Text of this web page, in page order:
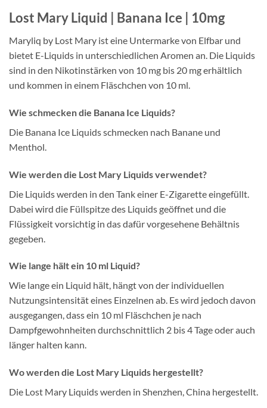
Lost Mary Liquid | Banana Ice | 10mg
Maryliq by Lost Mary ist eine Untermarke von Elfbar und
bietet E-Liquids in unterschiedlichen Aromen an. Die Liquids
sind in den Nikotinstärken von 10 mg bis 20 mg erhältlich
und kommen in einem Fläschchen von 10 ml.
Wie schmecken die Banana Ice Liquids?
Die Banana Ice Liquids schmecken nach Banane und
Menthol.
Wie werden die Lost Mary Liquids verwendet?
Die Liquids werden in den Tank einer E-Zigarette eingefüllt.
Dabei wird die Füllspitze des Liquids geöffnet und die
Flüssigkeit vorsichtig in das dafür vorgesehene Behältnis
gegeben.
Wie lange hält ein 10 ml Liquid?
Wie lange ein Liquid hält, hängt von der individuellen
Nutzungsintensität eines Einzelnen ab. Es wird jedoch davon
ausgegangen, dass ein 10 ml Fläschchen je nach
Dampfgewohnheiten durchschnittlich 2 bis 4 Tage oder auch
länger halten kann.
Wo werden die Lost Mary Liquids hergestellt?
Die Lost Mary Liquids werden in Shenzhen, China hergestellt.